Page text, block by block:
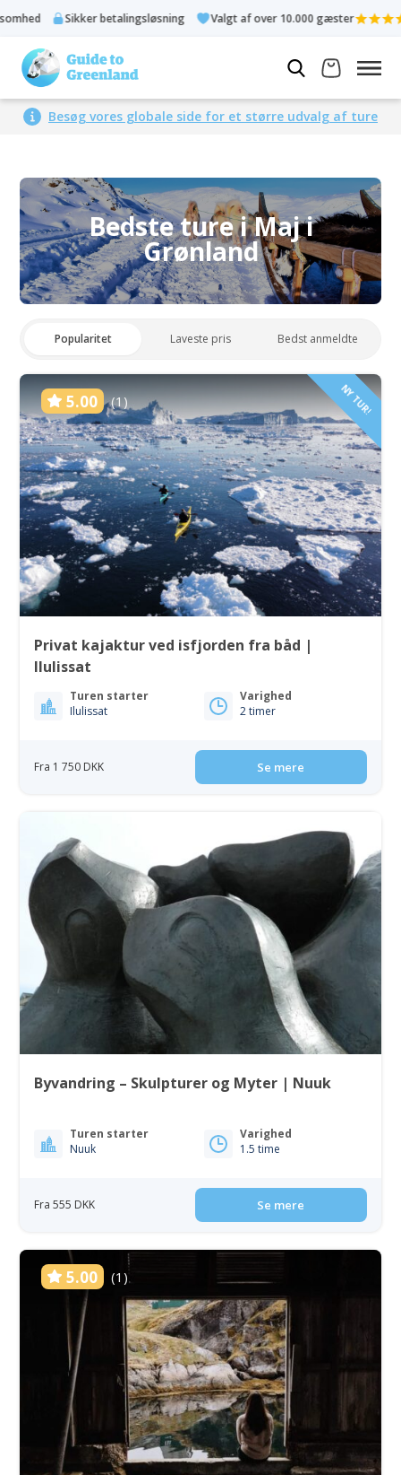
betalingsløsning Valgt af over 10.000 gæster Bedømt 4,3
Besøg vores globale side for et større udvalg af ture
Bedste ture i Maj i
Grønland
Popularitet Laveste pris Bedst anmeldte
5.00 (1) NY TUR!
Privat kajaktur ved isfjorden fra båd |
Ilulissat
Turen starter
Ilulissat
Varighed
2 timer
Fra 1 750 DKK Se mere
Byvandring – Skulpturer og Myter | Nuuk
Turen starter
Nuuk
Varighed
1.5 time
Fra 555 DKK Se mere
5.00 (1)